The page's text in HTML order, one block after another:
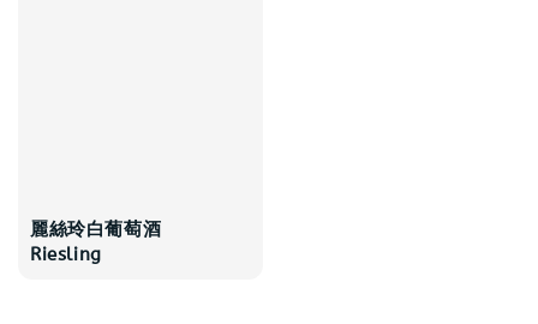
麗絲玲白葡萄酒
Riesling